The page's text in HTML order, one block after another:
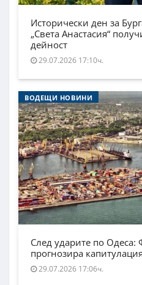
Исторически ден за
„Света Анастасия“
дейност
29.07.2026 17:10ч.
ВОДЕЩИ НОВИНИ
След ударите по
прогнозира
29.07.2026 17:06ч.